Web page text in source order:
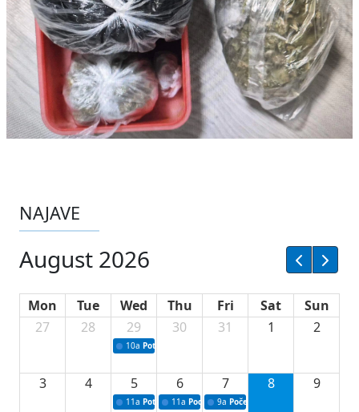
NAJAVE
August 2026
Mon Tue Wed Thu Fri Sat
Sun
27
28 29
10a Potpisivanje ugovora sa neprofitnim
30 31 1 2
3 4 5
11a Potpisivanje ugovora o stipendijama za
6
11a Podrška razvoju vodne infrastrukture u
7
9a Početak izgradnje nove
8 9